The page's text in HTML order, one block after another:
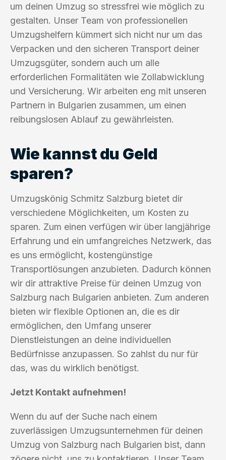
um deinen Umzug so stressfrei wie möglich zu
gestalten. Unser Team von professionellen
Umzugshelfern kümmert sich nicht nur um das
Verpacken und den sicheren Transport deiner
Umzugsgüter, sondern auch um alle
erforderlichen Formalitäten wie Zollabwicklung
und Versicherung. Wir arbeiten eng mit unseren
Partnern in Bulgarien zusammen, um einen
reibungslosen Ablauf zu gewährleisten.
Wie kannst du Geld
sparen?
Umzugskönig Schmitz Salzburg bietet dir
verschiedene Möglichkeiten, um Kosten zu
sparen. Zum einen verfügen wir über langjährige
Erfahrung und ein umfangreiches Netzwerk, das
es uns ermöglicht, kostengünstige
Transportlösungen anzubieten. Dadurch können
wir dir attraktive Preise für deinen Umzug von
Salzburg nach Bulgarien anbieten. Zum anderen
bieten wir flexible Optionen an, die es dir
ermöglichen, den Umfang unserer
Dienstleistungen an deine individuellen
Bedürfnisse anzupassen. So zahlst du nur für
das, was du wirklich benötigst.
Jetzt Kontakt aufnehmen!
Wenn du auf der Suche nach einem
zuverlässigen Umzugsunternehmen für deinen
Umzug von Salzburg nach Bulgarien bist, dann